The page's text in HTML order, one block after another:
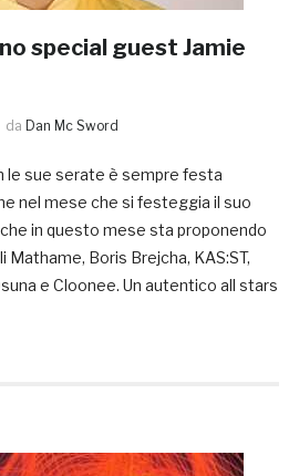
special guest Jamie
da Dan Mc Sword
le sue serate è sempre festa
nel mese che si festeggia il suo
in questo mese sta proponendo
Mathame, Boris Brejcha, KAS:ST,
e Cloonee. Un autentico all stars